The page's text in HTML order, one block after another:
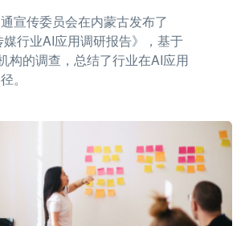
宣传委员会在内蒙古发布了
媒行业AI应用调研报告》，基于
构的调查，总结了行业在AI应用
。